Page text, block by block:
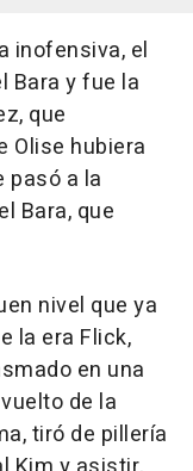
inofensiva, el
Bara y fue la
que
Olise hubiera
pasó a la
Bara, que
nivel que ya
la era Flick,
en una
de la
tiró de pillería